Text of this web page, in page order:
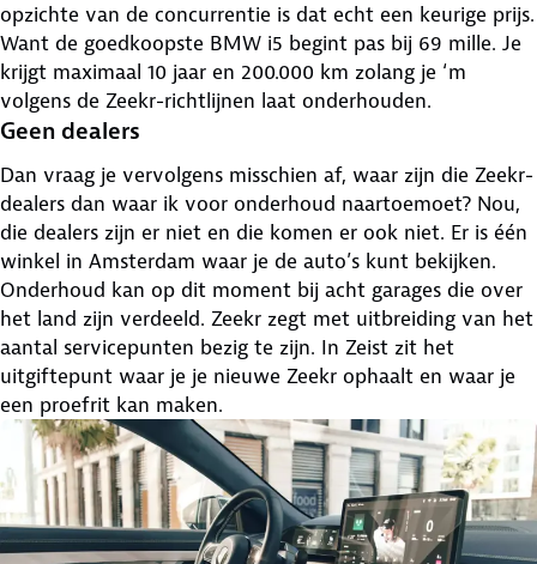
opzichte van de concurrentie is dat echt een keurige prijs.
Want de goedkoopste BMW i5 begint pas bij 69 mille. Je
krijgt maximaal 10 jaar en 200.000 km zolang je ‘m
volgens de Zeekr-richtlijnen laat onderhouden.
Geen dealers
Dan vraag je vervolgens misschien af, waar zijn die Zeekr-
dealers dan waar ik voor onderhoud naartoemoet? Nou,
die dealers zijn er niet en die komen er ook niet. Er is één
winkel in Amsterdam waar je de auto’s kunt bekijken.
Onderhoud kan op dit moment bij acht garages die over
het land zijn verdeeld. Zeekr zegt met uitbreiding van het
aantal servicepunten bezig te zijn. In Zeist zit het
uitgiftepunt waar je je nieuwe Zeekr ophaalt en waar je
een proefrit kan maken.